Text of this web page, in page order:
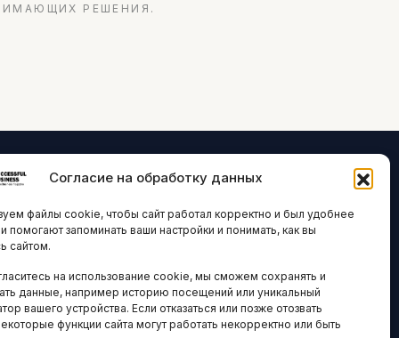
Согласие на обработку данных
файлы cookie, чтобы сайт работал корректно и был удобнее
помогают запоминать ваши настройки и понимать, как вы
сайтом.
на использование cookie, мы сможем сохранять и
данные, например историю посещений или уникальный
вашего устройства. Если отказаться или позже отозвать
функции сайта могут работать некорректно или быть
РЕШЕНИЯ.
И ARTICLES IN
ENGLISH
НАВИГАЦИЯ
Архив материалов